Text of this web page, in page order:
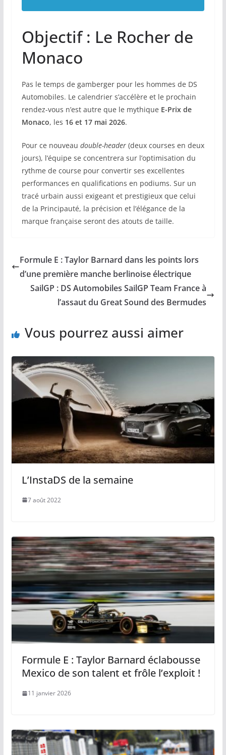
Objectif : Le Rocher de
Monaco
Pas le temps de gamberger pour les hommes de DS
Automobiles. Le calendrier s’accélère et le prochain
rendez-vous n’est autre que le mythique E-Prix de
Monaco, les 16 et 17 mai 2026.
Pour ce nouveau double-header(deux courses en deux
jours), l’équipe se concentrera sur l’optimisation du
rythme de course pour convertir ses excellentes
performances en qualifications en podiums. Sur un
tracé urbain aussi exigeant et prestigieux que celui
de la Principauté, la précision et l’élégance de la
marque française seront des atouts de taille.
Formule E : Taylor Barnard dans les points lors
d’une première manche berlinoise électrique
SailGP : DS Automobiles SailGP Team France à
l’assaut du Great Sound des Bermudes
Vous pourrez aussi aimer
L’InstaDS de la semaine
7 août 2022
Formule E : Taylor Barnard éclabousse
Mexico de son talent et frôle l’exploit !
11 janvier 2026